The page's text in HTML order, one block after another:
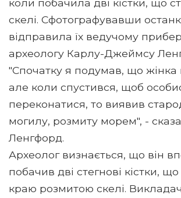
скелі. Сфотографувавши
відправила їх ведучому
археологу Карлу-Джеймсу
"Спочатку я подумав, що
але коли спустився, щоб
переконатися, то виявив
могилу, розмиту морем", -
Ленгфорд.
Археолог визнається, що він
побачив дві стегнові кістки,
краю розмитою скелі. Викладач